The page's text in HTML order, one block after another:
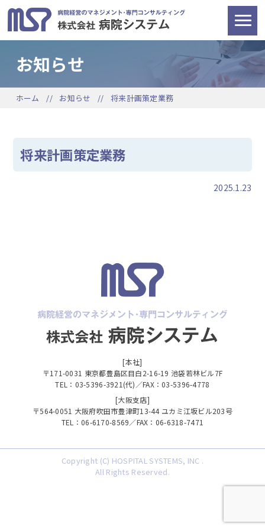
お知らせ
ホーム お知らせ 将来計画策定業務
将来計画策定業務
2025.1.23
[本社]
〒171-0031 東京都豊島区目白2-16-19 池袋若林ビル7F
TEL：03-5396-3921(代)／FAX：03-5396-4778
[大阪支店]
〒564-0051 大阪府吹田市豊津町13-44 ユカミ江坂ビル203号
TEL：06-6170-8569／FAX：06-6318-7471
Copyright (C) HOSPITAL SYSTEMS, INC .
All Rights Reserved.